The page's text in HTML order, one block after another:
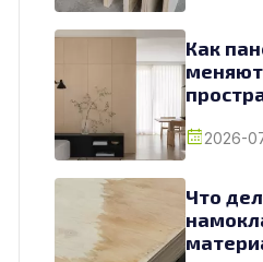
Как
меняют
2026-
Что